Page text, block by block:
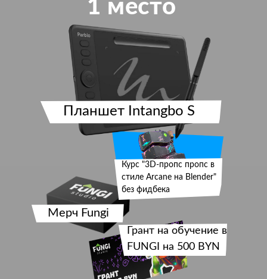
1 место
Мерч Fungi
Курс "3D-пропс пропс в
стиле Arcane на Blender"
без фидбека
Грант на обучение в
FUNGI на 500 BYN
Планшет Intangbo S